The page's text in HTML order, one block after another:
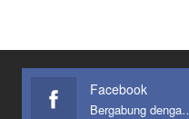
Facebook